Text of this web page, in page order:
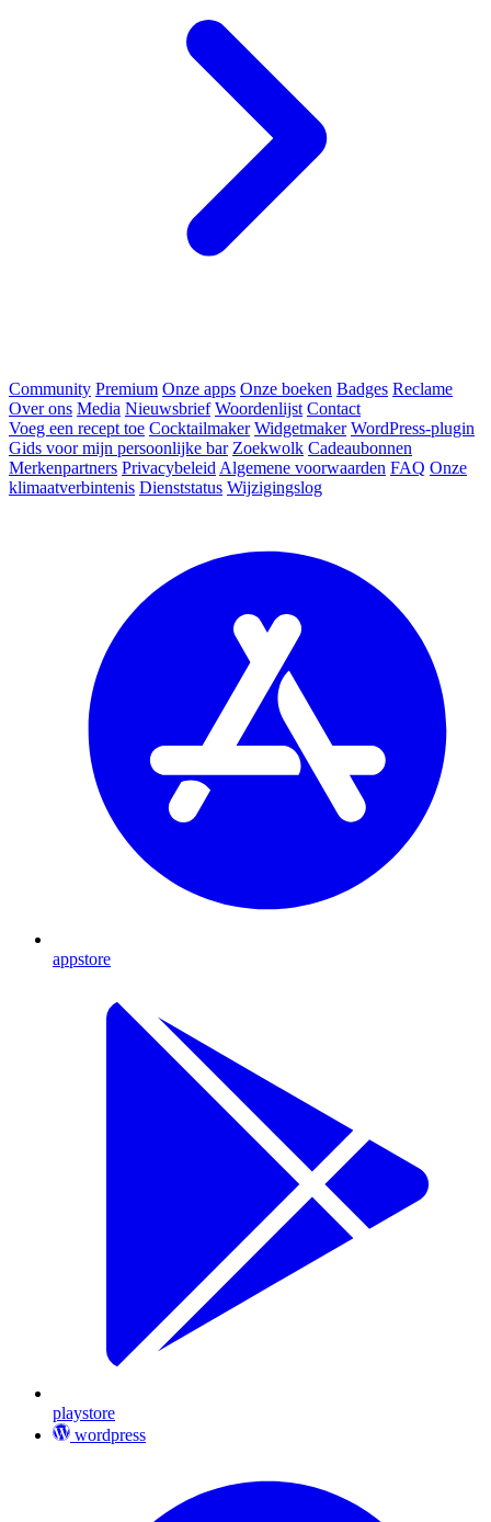
Community Premium Onze apps Onze boeken Badges Reclame
Over ons Media Nieuwsbrief Woordenlijst Contact
Voeg een recept toe Cocktailmaker Widgetmaker WordPress-plugin
Gids voor mijn persoonlijke bar Zoekwolk Cadeaubonnen
Merkenpartners Privacybeleid Algemene voorwaarden FAQ Onze
klimaatverbintenis Dienststatus Wijzigingslog
appstore
playstore
wordpress